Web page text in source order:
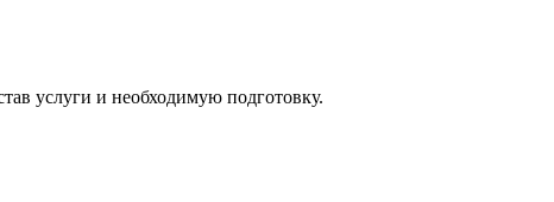
услуги и необходимую подготовку.